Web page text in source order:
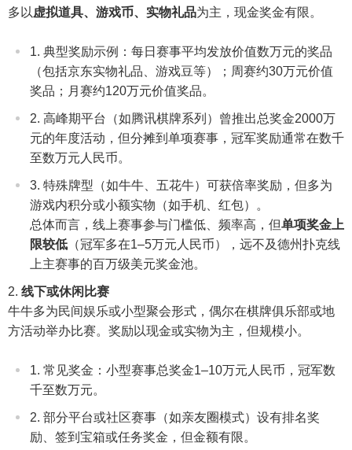
多以虚拟道具、游戏币、实物礼品为主，现金奖金有限。
典型奖励示例：每日赛事平均发放价值数万元的奖品
（包括京东实物礼品、游戏豆等）；周赛约30万元价值
奖品；月赛约120万元价值奖品。
高峰期平台（如腾讯棋牌系列）曾推出总奖金2000万
元的年度活动，但分摊到单项赛事，冠军奖励通常在数千
至数万元人民币。
特殊牌型（如牛牛、五花牛）可获倍率奖励，但多为
游戏内积分或小额实物（如手机、红包）。
总体而言，线上赛事参与门槛低、频率高，但单项奖金上
限较低 （冠军多在1–5万元人民币），远不及德州扑克线
上主赛事的百万级美元奖金池。
线下或休闲比赛
牛牛多为民间娱乐或小型聚会形式，偶尔在棋牌俱乐部或地
方活动举办比赛。奖励以现金或实物为主，但规模小。
常见奖金：小型赛事总奖金1–10万元人民币，冠军数
千至数万元。
部分平台或社区赛事（如亲友圈模式）设有排名奖
励、签到宝箱或任务奖金，但金额有限。